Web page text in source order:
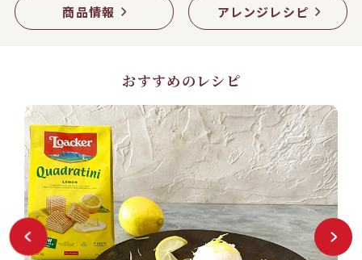
商品情報 アレンジレシピ
おすすめのレシピ